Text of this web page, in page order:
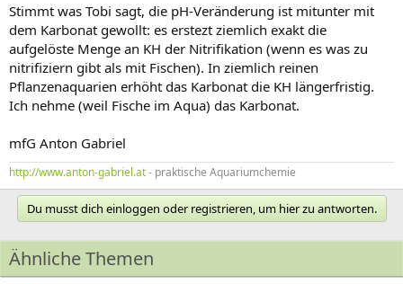
Stimmt was Tobi sagt, die pH-Veränderung ist mitunter mit
dem Karbonat gewollt: es erstezt ziemlich exakt die
aufgelöste Menge an KH der Nitrifikation (wenn es was zu
nitrifiziern gibt als mit Fischen). In ziemlich reinen
Pflanzenaquarien erhöht das Karbonat die KH längerfristig.
Ich nehme (weil Fische im Aqua) das Karbonat.
mfG Anton Gabriel
http://www.anton-gabriel.at- praktische Aquariumchemie
Du musst dich einloggen oder registrieren, um hier zu antworten.
Ähnliche Themen